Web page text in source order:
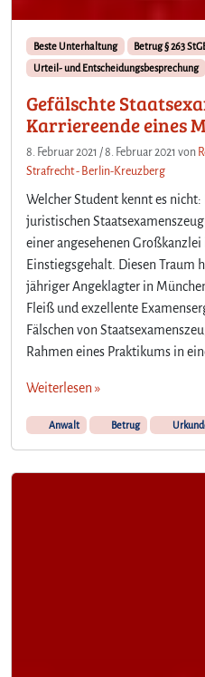
Beste Unterhaltung Betrug § 263
Urteil- und Entscheidungsbesprechung
Gefälschte
Karriereende eines
8. Februar 2021 /8. Februar 2021 von
Strafrecht - Berlin-Kreuzberg
Welcher Student kennt es nicht:
juristischen
einer angesehenen
Einstiegsgehalt. Diesen Traum
jähriger Angeklagter in
Fleiß und exzellente
Fälschen von
Rahmen eines Praktikums in
Weiterlesen »
Anwalt Betrug